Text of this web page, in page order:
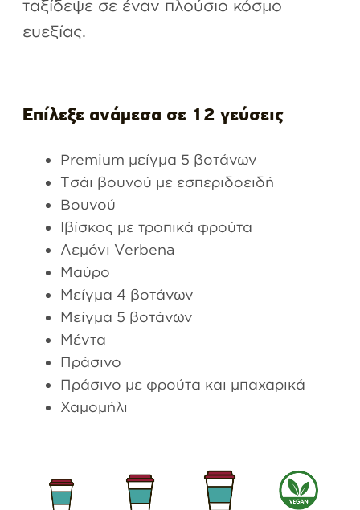
ταξίδεψε σε έναν πλούσιο κόσμο
ευεξίας.
Επίλεξε ανάμεσα σε 12 γεύσεις
Premium μείγμα 5 βοτάνων
Tσάι βουνού με εσπεριδοειδή
Βουνού
Ιβίσκος με τροπικά φρούτα
Λεμόνι Verbena
Μαύρο
Μείγμα 4 βοτάνων
Μείγμα 5 βοτάνων
Μέντα
Πράσινο
Πράσινο με φρούτα και μπαχαρικά
Χαμομήλι